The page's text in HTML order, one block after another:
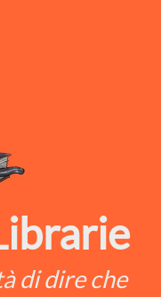
di dire che